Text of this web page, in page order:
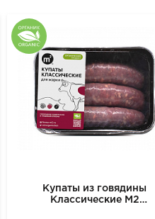
Купаты из говядины
Классические М2